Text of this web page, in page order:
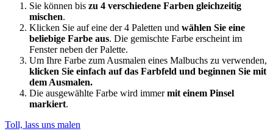
Sie können bis zu 4 verschiedene Farben gleichzeitig
mischen.
Klicken Sie auf eine der 4 Paletten und wählen Sie eine
beliebige Farbe aus. Die gemischte Farbe erscheint im
Fenster neben der Palette.
Um Ihre Farbe zum Ausmalen eines Malbuchs zu verwenden,
klicken Sie einfach auf das Farbfeld und beginnen Sie mit
dem Ausmalen.
Die ausgewählte Farbe wird immermit einem Pinsel
markiert.
Toll, lass uns malen